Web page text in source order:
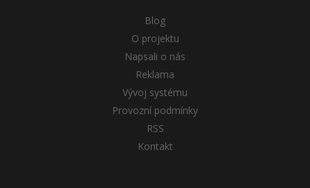
Blog
O projektu
Napsali o nás
Reklama
Vývoj systému
Provozní podmínky
RSS
Kontakt